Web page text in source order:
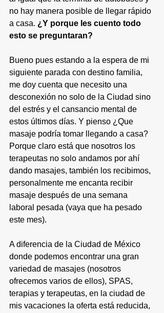
no hay manera posible de llegar rápido
a casa. ¿Y porque les cuento todo
esto se preguntaran?
Bueno pues estando a la espera de mi
siguiente parada con destino familia,
me doy cuenta que necesito una
desconexión no solo de la Ciudad sino
del estrés y el cansancio mental de
estos últimos días. Y pienso ¿Que
masaje podría tomar llegando a casa?
Porque claro está que nosotros los
terapeutas no solo andamos por ahí
dando masajes, también los recibimos,
personalmente me encanta recibir
masaje después de una semana
laboral pesada (vaya que ha pesado
este mes).
A diferencia de la Ciudad de México
donde podemos encontrar una gran
variedad de masajes (nosotros
ofrecemos varios de ellos), SPAS,
terapias y terapeutas, en la ciudad de
mis vacaciones la oferta está reducida,